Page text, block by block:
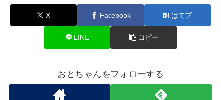
X Facebook はてブ
LINE コピー
おとちゃんをフォローする